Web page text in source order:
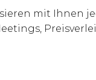
mit Ihnen